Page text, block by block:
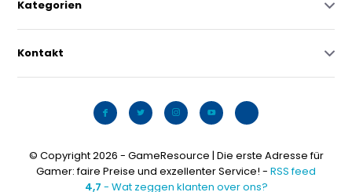
Kategorien
Kontakt
© Copyright 2026 - GameResource | Die erste Adresse für
Gamer: faire Preise und exzellenter Service! - RSS feed
4,7 - Wat zeggen klanten over ons?